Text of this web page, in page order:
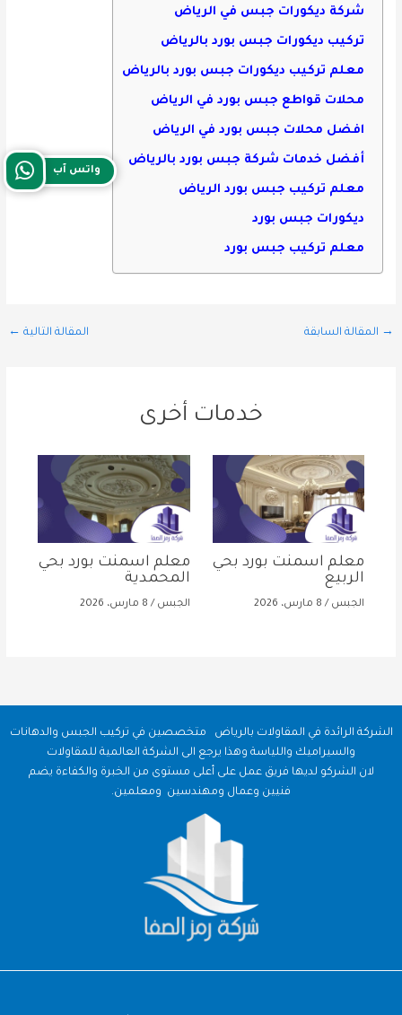
شركة ديكورات جبس في الرياض
تركيب ديكورات جبس بورد بالرياض
معلم تركيب ديكورات جبس بورد بالرياض
محلات قواطع جبس بورد في الرياض
افضل محلات جبس بورد في الرياض
أفضل خدمات شركة جبس بورد بالرياض
معلم تركيب جبس بورد الرياض
ديكورات جبس بورد
معلم تركيب جبس بورد
→ المقالة السابقة المقالة التالية ←
خدمات أخرى
معلم اسمنت بورد بحي
الربيع
الجبس / 8 مارس، 2026
معلم اسمنت بورد بحي
المحمدية
الجبس / 8 مارس، 2026
الشركة الرائدة في المقاولات بالرياض متخصصين في تركيب الجبس والدهانات
والسيراميك واللياسة وهذا يرجع الى الشركة العالمية للمقاولات
لان الشركو لديها فريق عمل على أعلى مستوى من الخبرة والكفاءة يضم
فنيين وعمال ومهندسين ومعلمين.
واتس آب